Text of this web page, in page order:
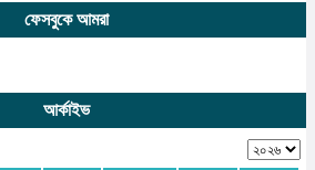
ফেসবুকে আমরা
আর্কাইভ